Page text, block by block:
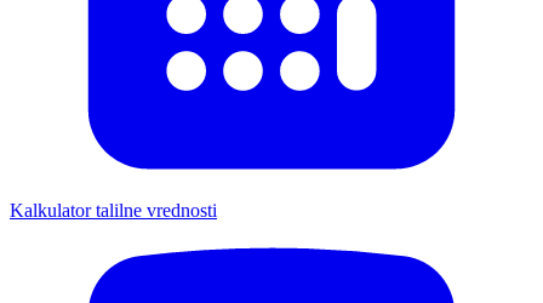
Kalkulator talilne vrednosti